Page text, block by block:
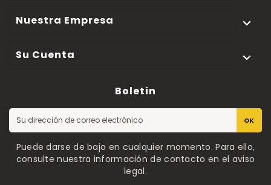
Nuestra Empresa 
Su Cuenta 
Boletin
OK
Puede darse de baja en cualquier momento. Para ello,
consulte nuestra información de contacto en el aviso
legal.